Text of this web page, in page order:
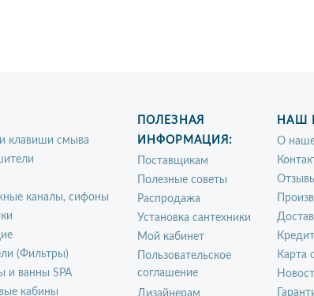
клавиши смыва
каналы, сифоны
(Фильтры)
и ванны SPA
кабины
ПОЛЕЗНАЯ
ИНФОРМАЦИЯ:
Поставщикам
Полезные советы
Распродажа
Установка сантехники
Мой кабинет
Пользовательское
соглашение
Дизайнерам
НАШ
О
Карта